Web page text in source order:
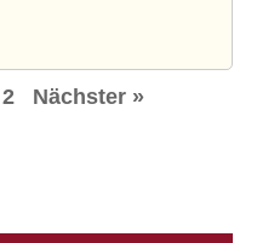
2 Nächster »